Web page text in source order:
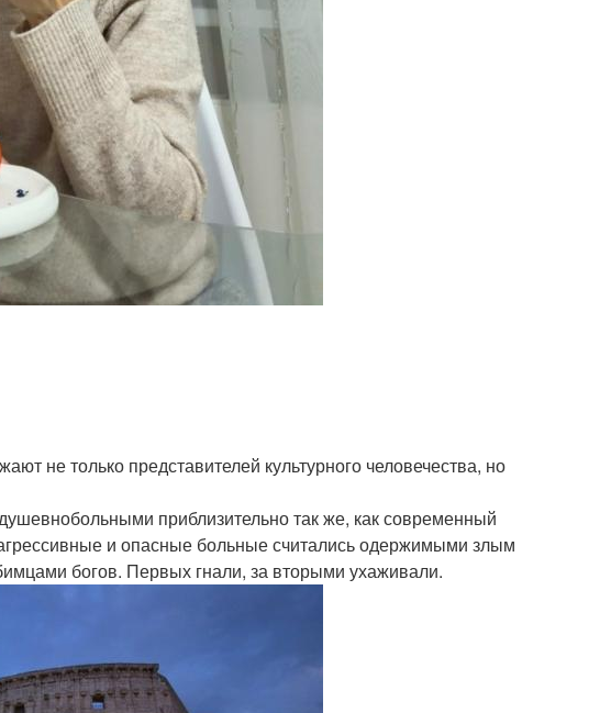
не только представителей культурного человечества, но
приблизительно так же, как современный
и опасные больные считались одержимыми злым
богов. Первых гнали, за вторыми ухаживали.